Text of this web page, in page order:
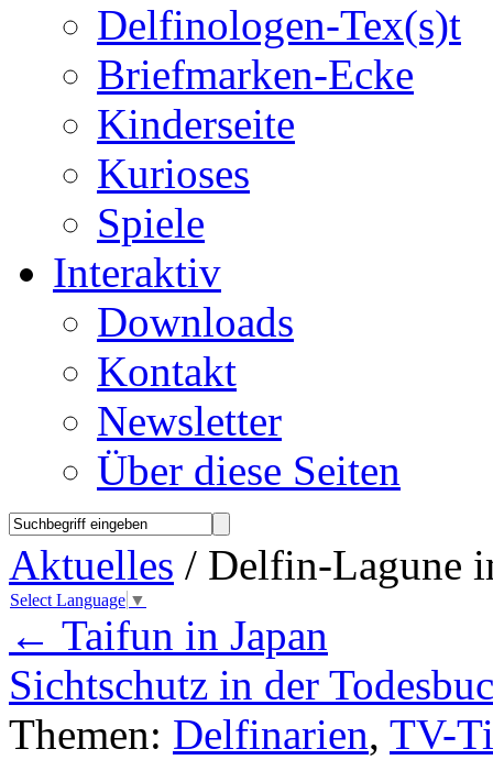
Delfinologen-Tex(s)t
Briefmarken-Ecke
Kinderseite
Kurioses
Spiele
Interaktiv
Downloads
Kontakt
Newsletter
Über diese Seiten
Aktuelles / Delfin-Lagune
Select Language ▼
← Taifun in Japan
Sichtschutz in der
Themen: Delfinarien, TV-